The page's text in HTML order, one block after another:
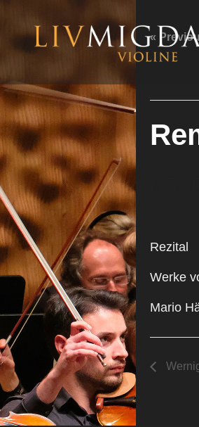
springen
«
Rezital
Werke
Mario